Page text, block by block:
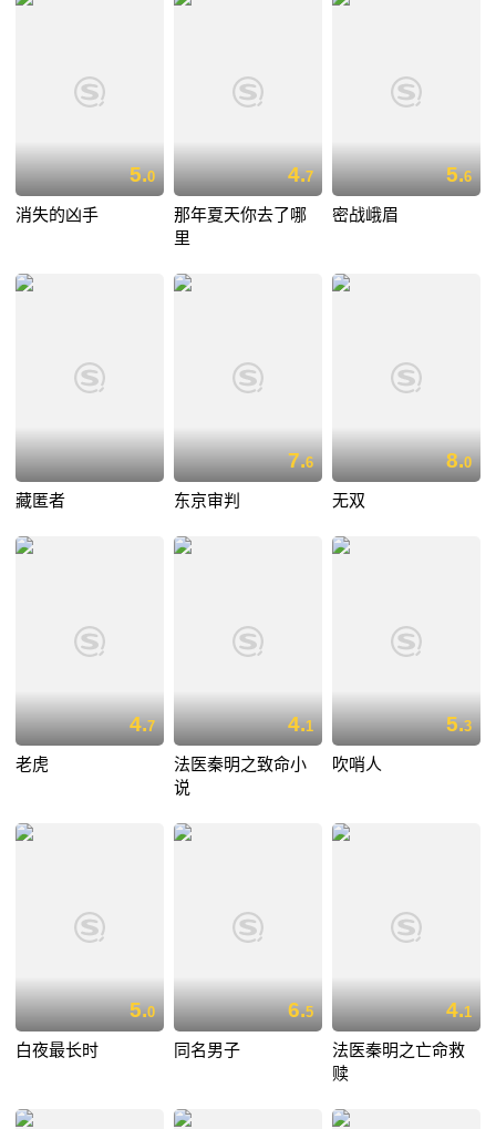
5.0
消失的凶手
4.7
那年夏天你去了哪
里
5.6
密战峨眉
藏匿者
7.6
东京审判
8.0
无双
4.7
老虎
4.1
法医秦明之致命小
说
5.3
吹哨人
5.0
白夜最长时
6.5
同名男子
4.1
法医秦明之亡命救
赎